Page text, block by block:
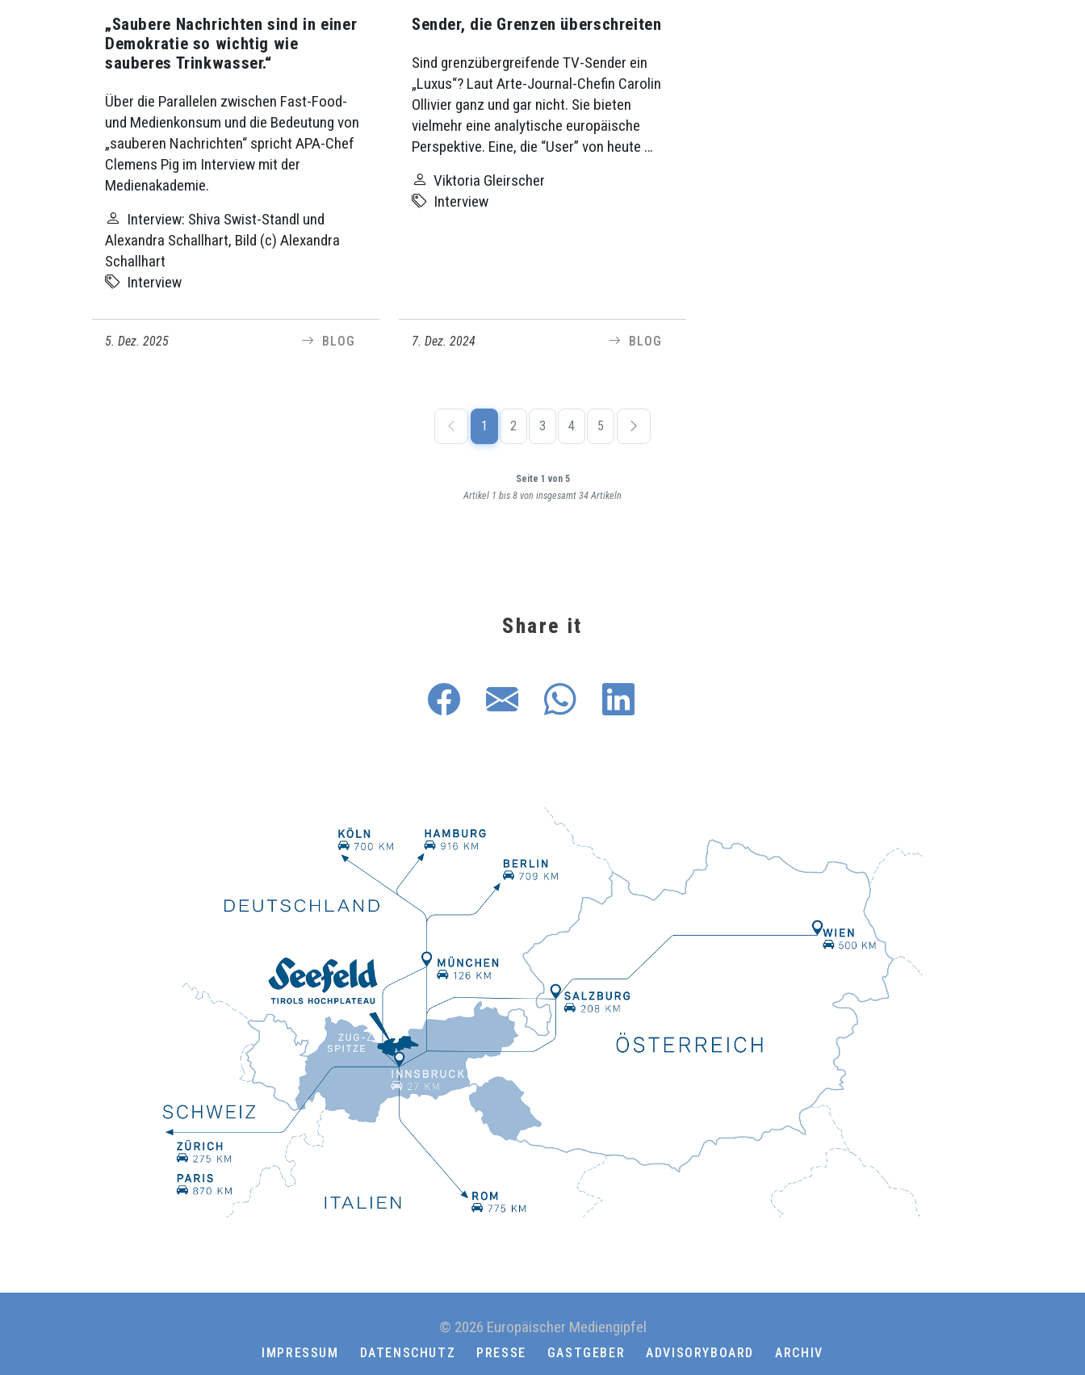
„Saubere Nachrichten sind in einer
Demokratie so wichtig wie
sauberes Trinkwasser.“
Über die Parallelen zwischen Fast-Food-
und Medienkonsum und die Bedeutung von
„sauberen Nachrichten“ spricht APA-Chef
Clemens Pig im Interview mit der
Medienakademie.
Interview: Shiva Swist-Standl und
Alexandra Schallhart, Bild (c) Alexandra
Schallhart
Interview
5. Dez. 2025 BLOG
Sender, die Grenzen überschreiten
Sind grenzübergreifende TV-Sender ein
„Luxus“? Laut Arte-Journal-Chefin Carolin
Ollivier ganz und gar nicht. Sie bieten
vielmehr eine analytische europäische
Perspektive. Eine, die “User” von heute …
Viktoria Gleirscher
Interview
7. Dez. 2024 BLOG
1 2 3 4 5
Seite 1 von 5
Artikel 1 bis 8 von insgesamt 34 Artikeln
Share it
© 2026 Europäischer Mediengipfel
IMPRESSUM DATENSCHUTZ PRESSE GASTGEBER ADVISORYBOARD ARCHIV